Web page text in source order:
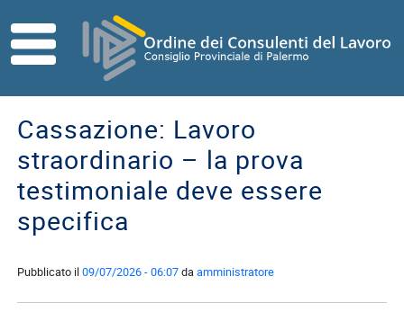
HOME
Direttivo
Consiglio
di
Disciplina
Commissioni
Referenti
Cassazione: Lavoro
straordinario – la prova
testimoniale deve essere
specifica
Pubblicato il09/07/2026 - 06:07daamministratore